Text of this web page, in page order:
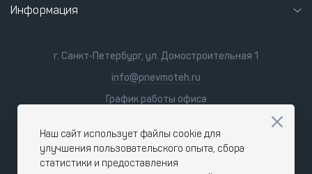
Информация
г. Санкт-Петербург, ул. Домостроительная 1
info@pnevmoteh.ru
График работы офиса
сб-вс 9:00 - 18:00
Наш сайт использует файлы cookie для
улучшения пользовательского опыта, сбора
статистики и предоставления